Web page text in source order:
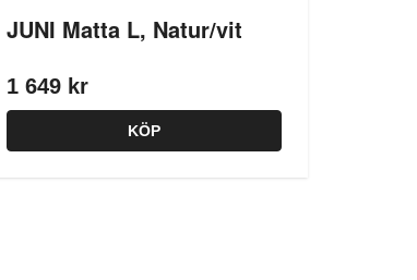
JUNI Matta L, Natur/vit
1 649 kr
KÖP